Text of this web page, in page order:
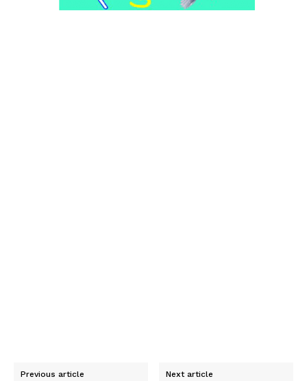
Previous article Next article